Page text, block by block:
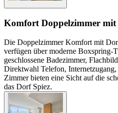
Komfort Doppelzimmer
Die Doppelzimmer Komfort mit
verfügen über moderne Boxspring-
geschlossene Badezimmer,
Direktwahl Telefon,
Zimmer bieten eine Sicht auf die
das Dorf Spiez.